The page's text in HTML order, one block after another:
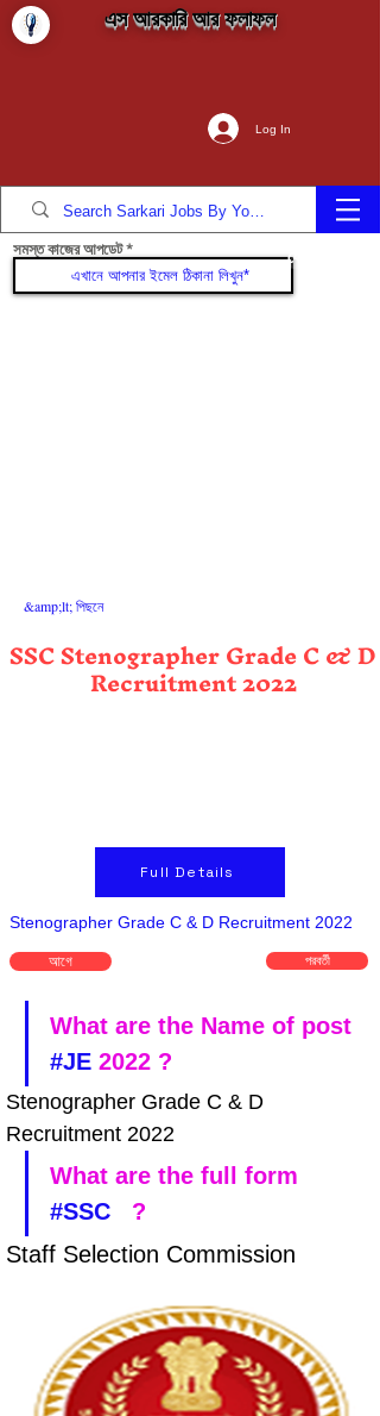
এস আরকারি আর ফলাফল
Log In
সমস্ত কাজের আপডেট যোগদান করুন
&amp;lt; পিছনে
SSC Stenographer Grade C & D
Recruitment 2022
Full Details
Stenographer Grade C & D Recruitment 2022
আগে পরবর্তী
What are the Name of post
#JE 2022 ?
Stenographer Grade C & D
Recruitment 2022
What are the full form
#SSC
   ?
Staff Selection Commission